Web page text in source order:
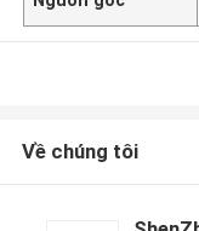
Về chúng tôi